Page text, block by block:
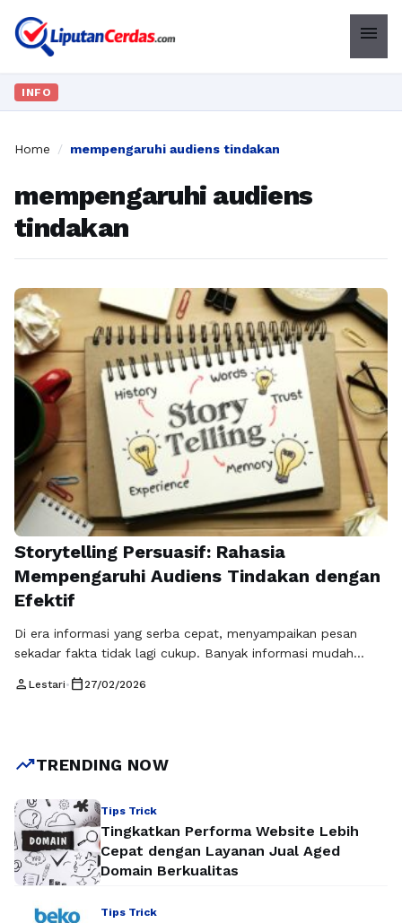
menu
INFO
Home / mempengaruhi audiens tindakan
mempengaruhi audiens
tindakan
Storytelling Persuasif: Rahasia
Mempengaruhi Audiens Tindakan dengan
Efektif
Di era informasi yang serba cepat, menyampaikan pesan
sekadar fakta tidak lagi cukup. Banyak informasi mudah
Agar pesan Anda benar-benar melekat dan memberi
hanya mendengar pesan Anda, tetapi …
person Lestari• calendar_today 27/02/2026
trending_upTRENDING NOW
Tips Trick
Tingkatkan Performa Website Lebih
Cepat dengan Layanan Jual Aged
Domain Berkualitas
Tips Trick